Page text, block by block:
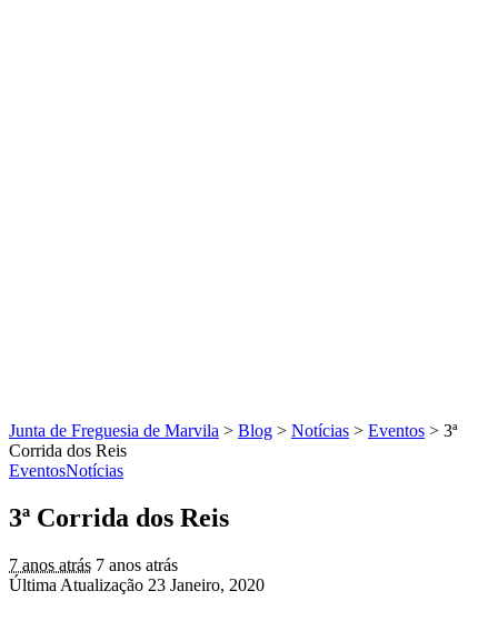
Junta de Freguesia de Marvila > Blog > Notícias > Eventos > 3ª
Corrida dos Reis
EventosNotícias
3ª Corrida dos Reis
7 anos atrás 7 anos atrás
Última Atualização 23 Janeiro, 2020